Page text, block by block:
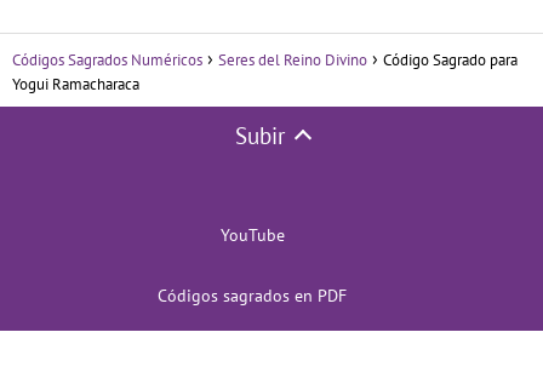
Códigos Sagrados Numéricos Seres del Reino Divino
Código Sagrado para
Yogui Ramacharaca
Subir
YouTube
Códigos sagrados en PDF